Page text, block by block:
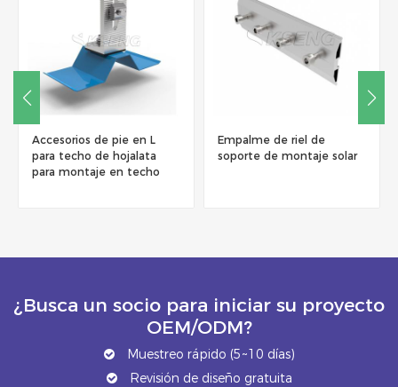
Empalme de riel de
soporte de montaje solar
Clips de puesta a tierra de
panel solar de acero
¿Busca un socio para iniciar su proyecto
OEM/ODM?
Muestreo rápido (5~10 días)
Revisión de diseño gratuita